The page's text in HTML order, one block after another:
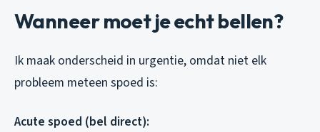
Wanneer moet je echt bellen?
Ik maak onderscheid in urgentie, omdat niet elk
probleem meteen spoed is:
Acute spoed (bel direct):